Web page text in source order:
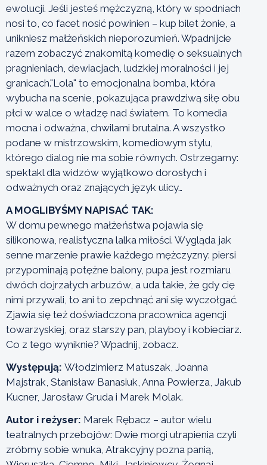
ewolucji. Jeśli jesteś mężczyzną, który w spodniach
nosi to, co facet nosić powinien – kup bilet żonie, a
unikniesz małżeńskich nieporozumień. Wpadnijcie
razem zobaczyć znakomitą komedię o seksualnych
pragnieniach, dewiacjach, ludzkiej moralności i jej
granicach."Lola" to emocjonalna bomba, która
wybucha na scenie, pokazująca prawdziwą siłę obu
płci w walce o władzę nad światem. To komedia
mocna i odważna, chwilami brutalna. A wszystko
podane w mistrzowskim, komediowym stylu,
którego dialog nie ma sobie równych. Ostrzegamy:
spektakl dla widzów wyjątkowo dorosłych i
odważnych oraz znających język ulicy…
A MOGLIBYŚMY NAPISAĆ TAK:
W domu pewnego małżeństwa pojawia się
silikonowa, realistyczna lalka miłości. Wygląda jak
senne marzenie prawie każdego mężczyzny: piersi
przypominają potężne balony, pupa jest rozmiaru
dwóch dojrzałych arbuzów, a uda takie, że gdy cię
nimi przywali, to ani to zepchnąć ani się wyczołgać.
Zjawia się też doświadczona pracownica agencji
towarzyskiej, oraz starszy pan, playboy i kobieciarz.
Co z tego wyniknie? Wpadnij, zobacz.
Występują: Włodzimierz Matuszak, Joanna
Majstrak, Stanisław Banasiuk, Anna Powierza, Jakub
Kucner, Jarosław Gruda i Marek Molak.
Autor i reżyser: Marek Rębacz – autor wielu
teatralnych przebojów: Dwie morgi utrapienia czyli
zróbmy sobie wnuka, Atrakcyjny pozna panią,